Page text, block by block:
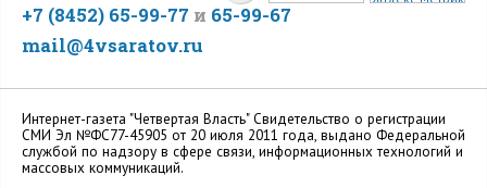
+7 (8452) 65-99-77 и 65-99-67
mail@4vsaratov.ru
Интернет-газета "Четвертая Власть" Cвидетельство о регистрации
СМИ Эл №ФС77-45905 от 20 июля 2011 года, выдано Федеральной
службой по надзору в сфере связи, информационных технологий и
массовых коммуникаций.